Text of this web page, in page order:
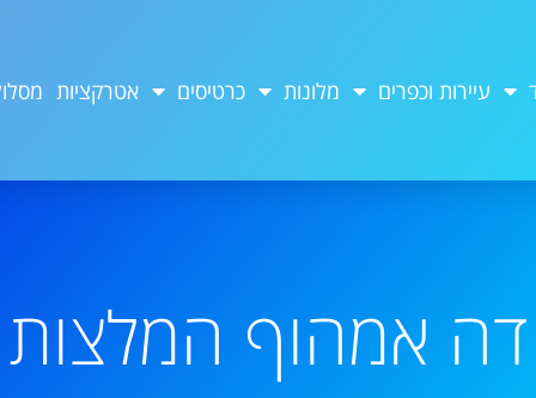
עיירות וכפרים מלונות כרטיסים אטרקציות
דה אמהוף המלצות